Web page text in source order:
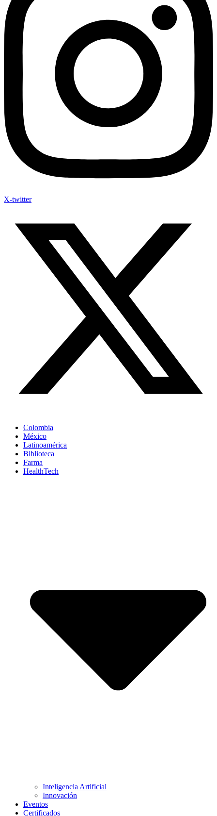
X-twitter
Colombia
México
Latinoamérica
Biblioteca
Farma
HealthTech
Inteligencia Artificial
Innovación
Eventos
Certificados